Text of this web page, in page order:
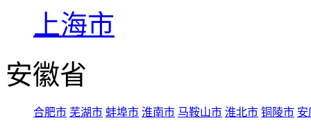
上海市
安徽省
合肥市 芜湖市 蚌埠市 淮南市 马鞍山市 淮北市 铜陵市 安